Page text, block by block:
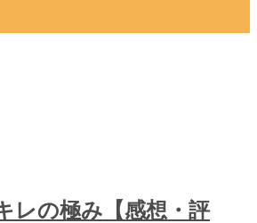
レの極み【感想・評